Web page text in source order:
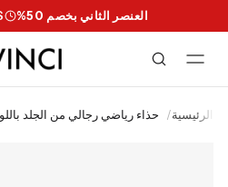
العنصر الثاني بخصم 50%
الرئيسية/ حذاء رياضي رجالي من الجلد